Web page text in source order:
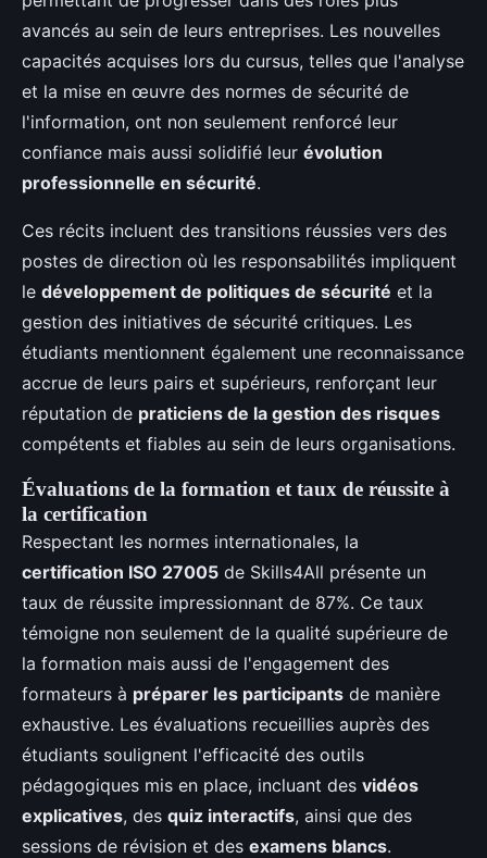
avancés au sein de leurs entreprises. Les nouvelles
capacités acquises lors du cursus, telles que l'analyse
et la mise en œuvre des normes de sécurité de
l'information, ont non seulement renforcé leur
confiance mais aussi solidifié leur évolution
professionnelle en sécurité.
Ces récits incluent des transitions réussies vers des
postes de direction où les responsabilités impliquent
le développement de politiques de sécurité et la
gestion des initiatives de sécurité critiques. Les
étudiants mentionnent également une reconnaissance
accrue de leurs pairs et supérieurs, renforçant leur
réputation de praticiens de la gestion des risques
compétents et fiables au sein de leurs organisations.
Évaluations de la formation et taux de réussite à
la certification
Respectant les normes internationales, la
certification ISO 27005 de Skills4All présente un
taux de réussite impressionnant de 87%. Ce taux
témoigne non seulement de la qualité supérieure de
la formation mais aussi de l'engagement des
formateurs à préparer les participants de manière
exhaustive. Les évaluations recueillies auprès des
étudiants soulignent l'efficacité des outils
pédagogiques mis en place, incluant des vidéos
explicatives, des quiz interactifs, ainsi que des
sessions de révision et des examens blancs.